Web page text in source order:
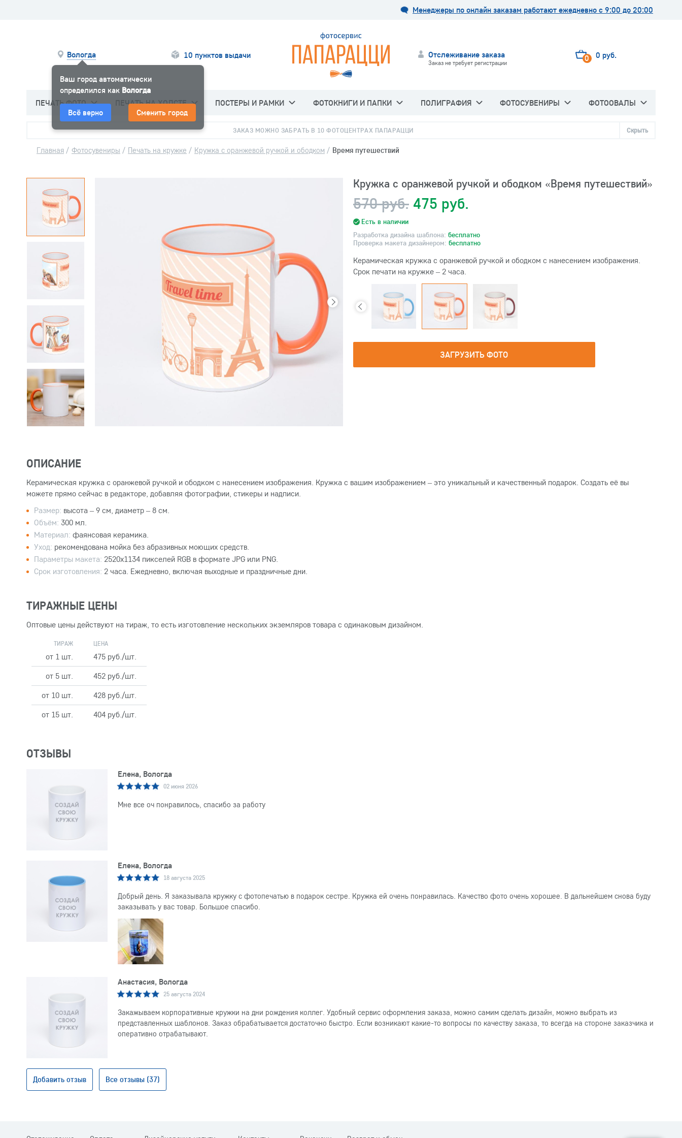
Менеджеры по онлайн заказам работают ежедневно с 9:00 до 20:00
Вологда
Ваш город автоматически
определился как Вологда
Всё верно Сменить город
10 пунктов выдачи Отслеживание заказа
Заказ не требует регистрации 0 0 руб.
ПЕЧАТЬ ФОТО ПЕЧАТЬ НА ХОЛСТЕ ПОСТЕРЫ И РАМКИ ФОТОКНИГИ И ПАПКИ ПОЛИГРАФИЯ ФОТОСУВЕНИРЫ ФОТООВАЛЫ
ЗАКАЗ МОЖНО ЗАБРАТЬ В 10 ФОТОЦЕНТРАХ ПАПАРАЦЦИ Скрыть
Главная / Фотосувениры / Печать на кружке / Кружка с оранжевой ручкой и ободком / Время путешествий
Кружка с оранжевой ручкой и ободком «Время путешествий»
570 руб. 475 руб.
Есть в наличии
Разработка дизайна шаблона: бесплатно
Проверка макета дизайнером: бесплатно
Керамическая кружка с оранжевой ручкой и ободком с нанесением изображения.
Срок печати на кружке – 2 часа.
ЗАГРУЗИТЬ ФОТО
ОПИСАНИЕ
Керамическая кружка с оранжевой ручкой и ободком с нанесением изображения. Кружка с вашим изображением – это уникальный и качественный подарок. Создать её вы
можете прямо сейчас в редакторе, добавляя фотографии, стикеры и надписи.
Размер: высота – 9 см, диаметр – 8 см.
Объём: 300 мл.
Материал: фаянсовая керамика.
Уход: рекомендована мойка без абразивных моющих средств.
Параметры макета: 2520x1134 пикселей RGB в формате JPG или PNG.
Срок изготовления: 2 часа. Ежедневно, включая выходные и праздничные дни.
ТИРАЖНЫЕ ЦЕНЫ
Оптовые цены действуют на тираж, то есть изготовление нескольких экземляров товара с одинаковым дизайном.
ТИРАЖ ЦЕНА
от 1 шт.
475 руб./шт.
от 5 шт.
452 руб./шт.
от 10 шт.
428 руб./шт.
от 15 шт.
404 руб./шт.
ОТЗЫВЫ
Елена, Вологда
02 июня 2026
Мне все оч понравилось, спасибо за работу
Елена, Вологда
18 августа 2025
Добрый день. Я заказывала кружку с фотопечатью в подарок сестре. Кружка ей очень понравилась. Качество фото очень хорошее. В дальнейшем снова буду
заказывать у вас товар. Большое спасибо.
Анастасия, Вологда
25 августа 2024
Закажываем корпоративные кружки на дни рождения коллег. Удобный сервис оформления заказа, можно самим сделать дизайн, можно выбрать из
представленных шаблонов. Заказ обрабатывается достаточно быстро. Если возникают какие-то вопросы по качеству заказа, то всегда на стороне заказчика и
оперативно отрабатывают.
Добавить отзыв Все отзывы (37)